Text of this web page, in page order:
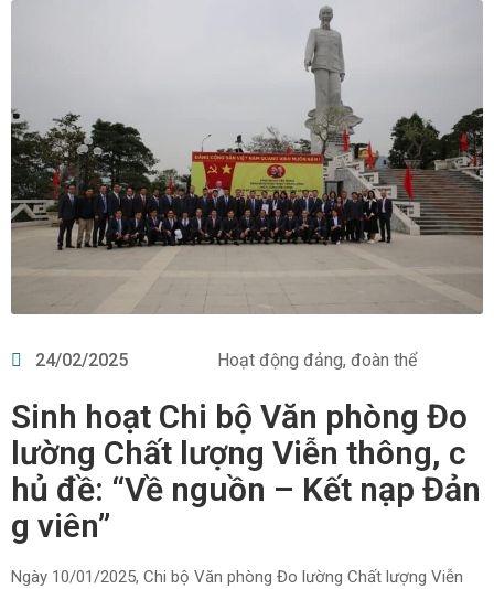
24/02/2025 Hoạt động đảng, đoàn thể
Sinh hoạt Chi bộ Văn phòng Đo
lường Chất lượng Viễn thông, c
hủ đề: “Về nguồn – Kết nạp Đản
g viên”
Ngày 10/01/2025, Chi bộ Văn phòng Đo lường Chất lượng Viễn